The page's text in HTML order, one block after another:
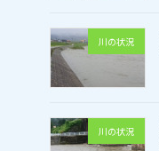
川の状況
川の状況